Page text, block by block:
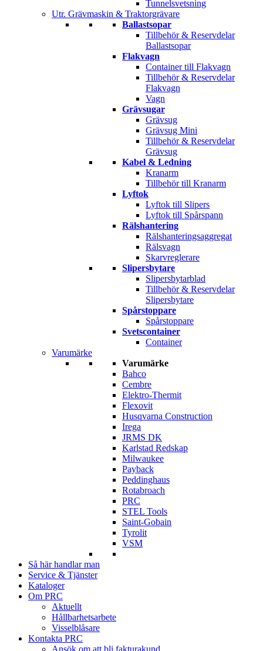
Tunnelsvetsning
Utr. Grävmaskin & Traktorgrävare
Ballastsopar
Tillbehör & Reservdelar
Ballastsopar
Flakvagn
Container till Flakvagn
Tillbehör & Reservdelar
Flakvagn
Vagn
Grävsugar
Grävsug
Grävsug Mini
Tillbehör & Reservdelar
Grävsug
Kabel & Ledning
Kranarm
Tillbehör till Kranarm
Lyftok
Lyftok till Slipers
Lyftok till Spårspann
Rälshantering
Rälshanteringsaggregat
Rälsvagn
Skarvreglerare
Slipersbytare
Slipersbytarblad
Tillbehör & Reservdelar
Slipersbytare
Spårstoppare
Spårstoppare
Svetscontainer
Container
Varumärke
Varumärke
Bahco
Cembre
Elektro-Thermit
Flexovit
Husqvarna Construction
Irega
JRMS DK
Karlstad Redskap
Milwaukee
Payback
Peddinghaus
Rotabroach
PRC
STEL Tools
Saint-Gobain
Tyrolit
VSM
Så här handlar man
Service & Tjänster
Kataloger
Om PRC
Aktuellt
Hållbarhetsarbete
Visselblåsare
Kontakta PRC
Ansök om att bli fakturakund